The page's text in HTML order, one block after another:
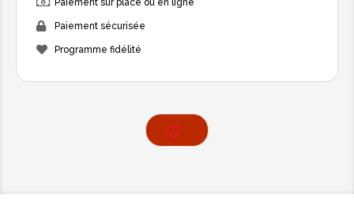
Paiement sécurisée
Programme fidélité